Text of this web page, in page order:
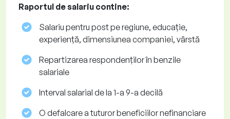
Raportul de salariu contine:
Salariu pentru post pe regiune, educație,
experiență, dimensiunea companiei, vârstă
Repartizarea respondenților în benzile
salariale
Interval salarial de la 1-a 9-a decilă
O defalcare a tuturor beneficiilor nefinanciare